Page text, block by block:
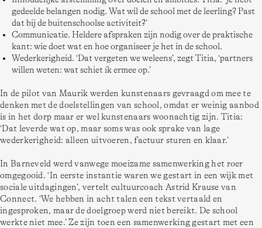
gedeelde belangen nodig. Wat wil de school met de leerling? Past
dat bij de buitenschoolse activiteit?’
Communicatie. Heldere afspraken zijn nodig over de praktische
kant: wie doet wat en hoe organiseer je het in de school.
Wederkerigheid. ‘Dat vergeten we weleens’, zegt Titia, ‘partners
willen weten: wat schiet ík ermee op.’
In de pilot van Maurik werden kunstenaars gevraagd om mee te
denken met de doelstellingen van school, omdat er weinig aanbod
is in het dorp maar er wel kunstenaars woonachtig zijn. Titia:
‘Dat leverde wat op, maar soms was ook sprake van lage
In Barneveld werd vanwege moeizame samenwerking het roer
omgegooid. ‘In eerste instantie waren we gestart in een wijk met
sociale uitdagingen’, vertelt cultuurcoach Astrid Krause van
Connect. ‘We hebben in acht talen een tekst vertaald en
ingesproken, maar de doelgroep werd niet bereikt. De school
werkte niet mee.’ Ze zijn toen een samenwerking gestart met een